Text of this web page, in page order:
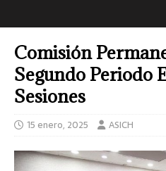
Comisión
Segundo Periodo
Sesiones
15 enero, 2025 ASICH